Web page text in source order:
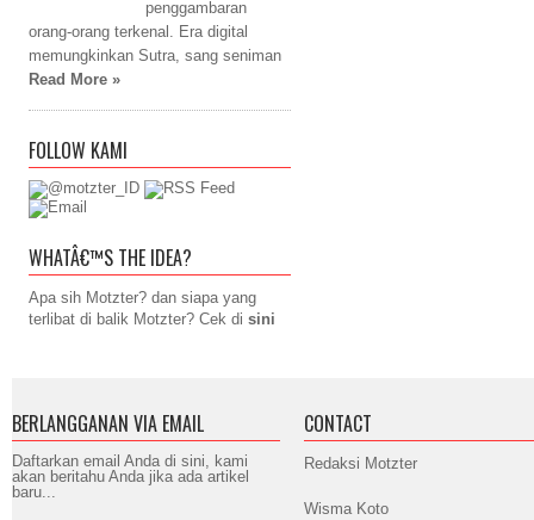
penggambaran
orang-orang terkenal. Era digital
memungkinkan Sutra, sang seniman
Read More »
FOLLOW KAMI
WHATÂ€™S THE IDEA?
Apa sih Motzter? dan siapa yang
terlibat di balik Motzter? Cek di sini
BERLANGGANAN VIA EMAIL
Daftarkan email Anda di sini, kami
akan beritahu Anda jika ada artikel
baru...
CONTACT
Redaksi Motzter
Wisma Koto